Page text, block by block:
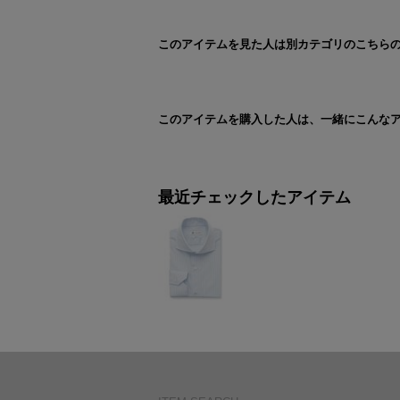
このアイテムを見た人は別カテゴリのこちら
このアイテムを購入した人は、一緒にこんな
最近チェックしたアイテム